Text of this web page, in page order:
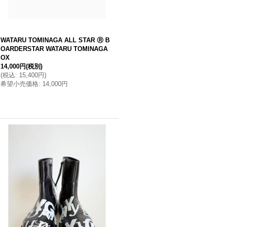
WATARU TOMINAGA ALL STAR Ⓡ B
OARDERSTAR WATARU TOMINAGA
OX
14,000円(税別)
(税込: 15,400円)
希望小売価格: 14,000円